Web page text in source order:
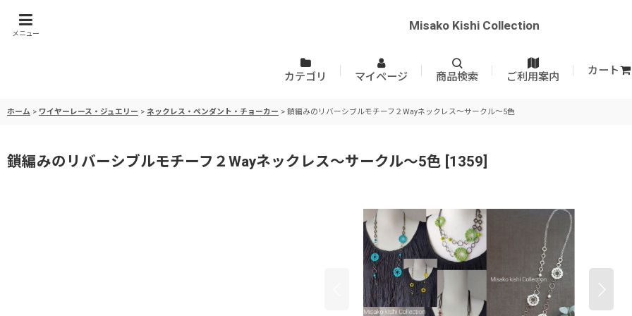
メニュー
Misako Kishi Collection
カテゴリ マイページ 商品検索 ご利用案内
カート
ホーム > ワイヤーレース・ジュエリー > ネックレス・ペンダント・チョーカー > 鎖編みのリバーシブルモチーフ２Wayネックレス〜サークル〜5色
鎖編みのリバーシブルモチーフ２Wayネックレス〜サークル〜5色 [1359]